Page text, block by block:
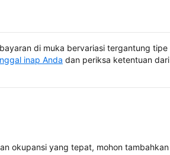
di muka bervariasi tergantung tipe
inap Anda dan periksa ketentuan dari
okupansi yang tepat, mohon tambahkan